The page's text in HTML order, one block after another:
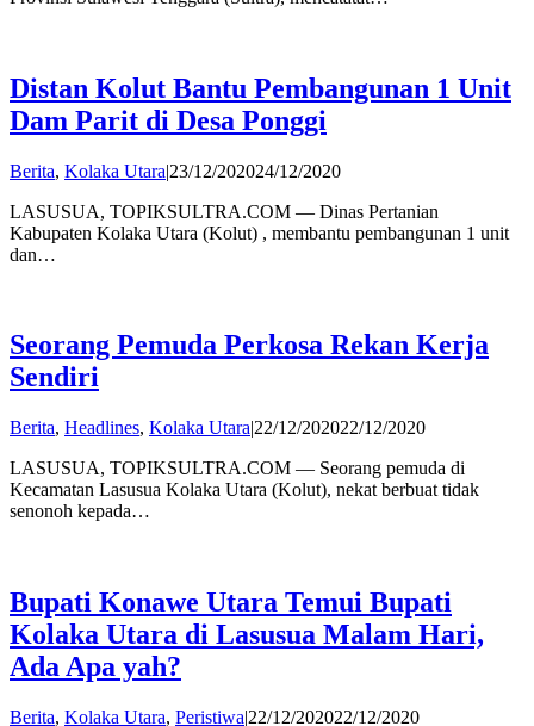
Distan Kolut Bantu Pembangunan 1 Unit
Dam Parit di Desa Ponggi
Berita, Kolaka Utara|23/12/202024/12/2020by
LASUSUA, TOPIKSULTRA.COM — Dinas Pertanian
Kabupaten Kolaka Utara (Kolut) , membantu pembangunan 1 unit
dan…
Seorang Pemuda Perkosa Rekan Kerja
Sendiri
Berita, Headlines, Kolaka Utara|22/12/202022/12/2020by
LASUSUA, TOPIKSULTRA.COM — Seorang pemuda di
Kecamatan Lasusua Kolaka Utara (Kolut), nekat berbuat tidak
senonoh kepada…
Bupati Konawe Utara Temui Bupati
Kolaka Utara di Lasusua Malam Hari,
Ada Apa yah?
Berita, Kolaka Utara, Peristiwa|22/12/202022/12/2020by